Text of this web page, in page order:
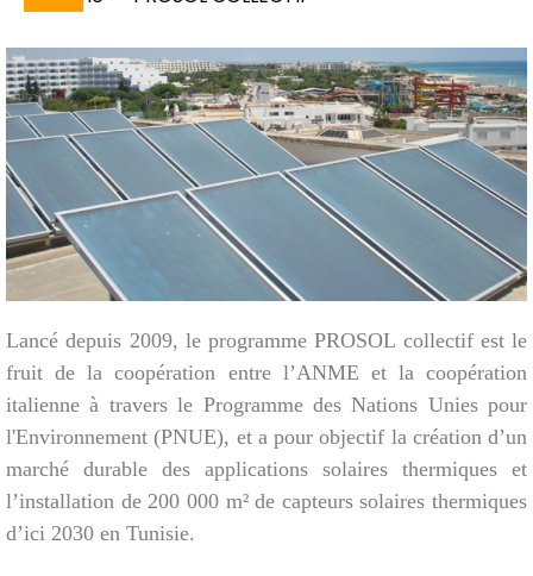
Lancé depuis 2009, le programme PROSOL collectif est le
fruit de la coopération entre l’ANME et la coopération
italienne à travers le Programme des Nations Unies pour
l'Environnement (PNUE), et a pour objectif la création d’un
marché durable des applications solaires thermiques et
l’installation de 200 000 m² de capteurs solaires thermiques
d’ici 2030 en Tunisie.